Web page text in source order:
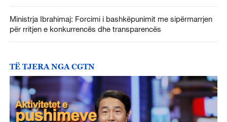
Ministrja Ibrahimaj: Forcimi i bashkëpunimit me sipërmarrjen
për rritjen e konkurrencës dhe transparencës
TË TJERA NGA CGTN